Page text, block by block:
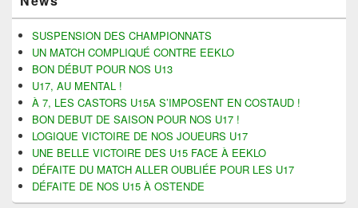
r
p
a
r
t
a
g
e
r
s
u
r
F
a
c
e
b
o
r
p
a
r
t
a
g
e
r
s
u
r
T
w
i
t
t
e
r
e
n
v
o
y
r
u
n
l
e
n
p
a
r
e
r
i
m
p
r
i
e
r
(
o
u
v
r
e
d
a
n
principale
de
widget
pour
barre
latérale
SUSPENSION DES CHAMPIONNATS
UN MATCH COMPLIQUÉ CONTRE EEKLO
BON DÉBUT POUR NOS U13
U17, AU MENTAL !
À 7, LES CASTORS U15A S’IMPOSENT EN COSTAUD !
BON DEBUT DE SAISON POUR NOS U17 !
LOGIQUE VICTOIRE DE NOS JOUEURS U17
UNE BELLE VICTOIRE DES U15 FACE À EEKLO
DÉFAITE DU MATCH ALLER OUBLIÉE POUR LES U17
DÉFAITE DE NOS U15 À OSTENDE